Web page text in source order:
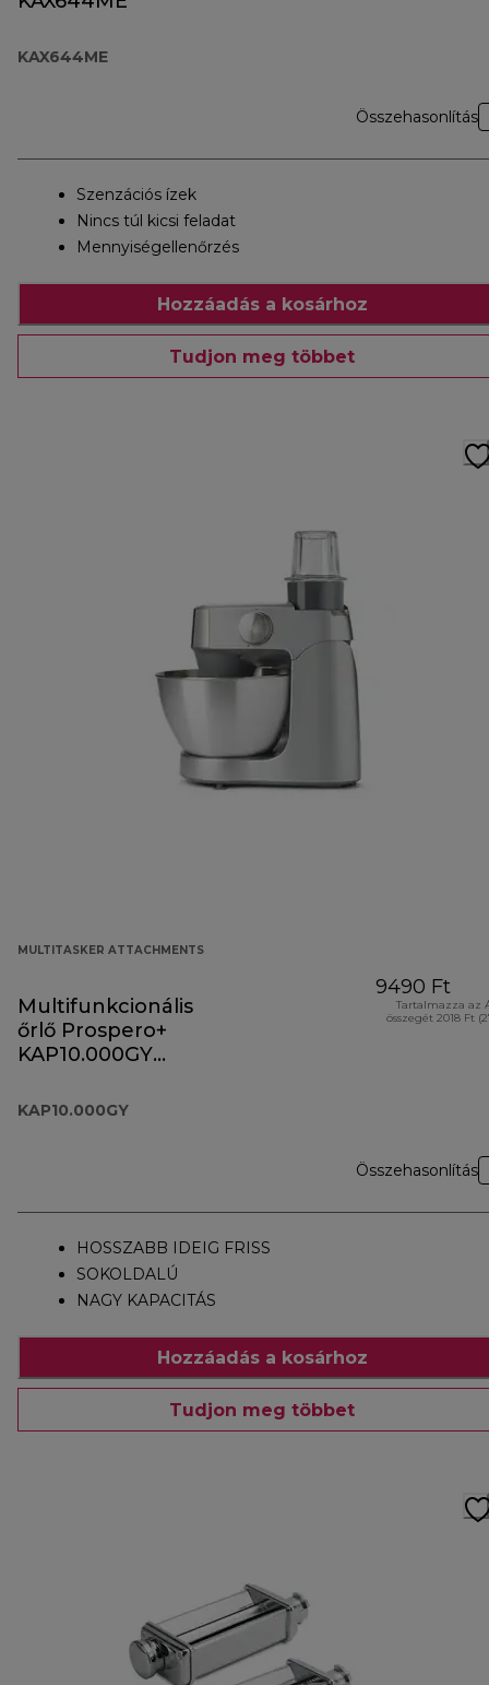
KAX644ME
Összehasonlítás
Szenzációs ízek
Nincs túl kicsi feladat
Mennyiségellenőrzés
Hozzáadás a kosárhoz
Tudjon meg többet
MULTITASKER ATTACHMENTS
Multifunkcionális
őrlő Prospero+
KAP10.000GY
KAP10.000GY
9490 Ft
Tartalmazza az
összegét 2018 Ft
Összehasonlítás
HOSSZABB IDEIG FRISS
SOKOLDALÚ
NAGY KAPACITÁS
Hozzáadás a kosárhoz
Tudjon meg többet